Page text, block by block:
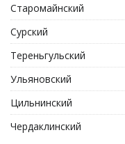
Старомайнский
Сурский
Тереньгульский
Ульяновский
Цильнинский
Чердаклинский